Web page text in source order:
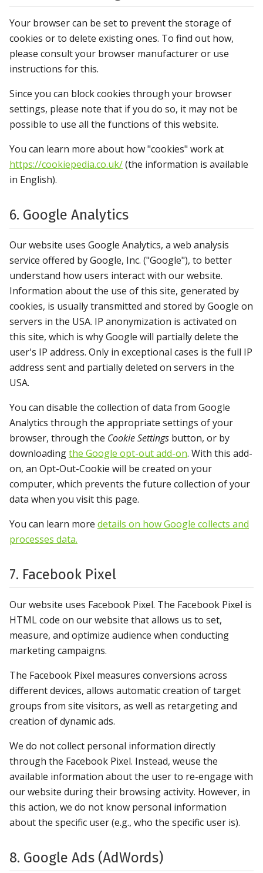
Your browser can be set to prevent the storage of
cookies or to delete existing ones. To find out how,
please consult your browser manufacturer or use
instructions for this.
Since you can block cookies through your browser
settings, please note that if you do so, it may not be
possible to use all the functions of this website.
You can learn more about how "cookies" work at
https://cookiepedia.co.uk/(the information is available
in English).
6. Google Analytics
Our website uses Google Analytics, a web analysis
service offered by Google, Inc. ("Google"), to better
understand how users interact with our website.
Information about the use of this site, generated by
cookies, is usually transmitted and stored by Google on
servers in the USA. IP anonymization is activated on
this site, which is why Google will partially delete the
user's IP address. Only in exceptional cases is the full IP
address sent and partially deleted on servers in the
USA.
You can disable the collection of data from Google
Analytics through the appropriate settings of your
browser, through the Cookie Settings button, or by
downloadingthe Google opt-out add-on. With this add-
on, an Opt-Out-Cookie will be created on your
computer, which prevents the future collection of your
data when you visit this page.
You can learn more details on how Google collects and
processes data.
7. Facebook Pixel
Our website uses Facebook Pixel. The Facebook Pixel is
HTML code on our website that allows us to set,
measure, and optimize audience when conducting
marketing campaigns.
The Facebook Pixel measures conversions across
different devices, allows automatic creation of target
groups from site visitors, as well as retargeting and
creation of dynamic ads.
We do not collect personal information directly
through the Facebook Pixel. Instead, weuse the
available information about the user to re-engage with
our website during their browsing activity. However, in
this action, we do not know personal information
about the specific user (e.g., who the specific user is).
8. Google Ads (AdWords)